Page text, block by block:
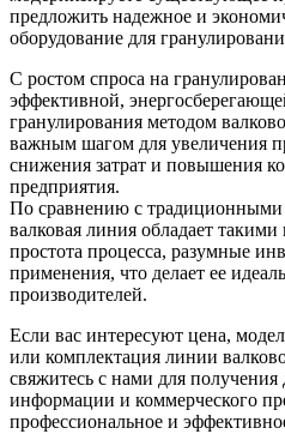
предложить надежное и
оборудование для
С ростом спроса на
эффективной,
гранулирования методом
важным шагом для увеличения
снижения затрат и повышения
предприятия.
По сравнению с традиционными
валковая линия обладает
простота процесса, разумные
применения, что делает ее
производителей.
Если вас интересуют цена,
или комплектация линии
свяжитесь с нами для получения
информации и коммерческого
профессиональное и